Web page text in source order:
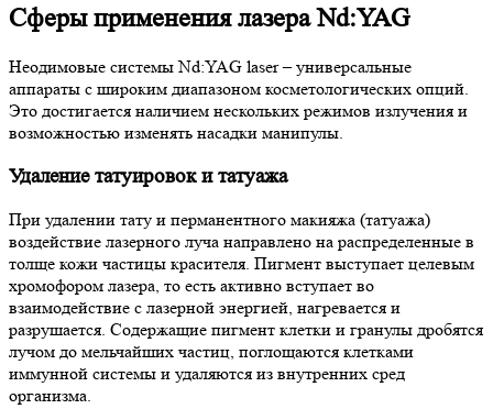
Сферы применения лазера Nd:YAG
Неодимовые системы Nd:YAG laser – универсальные
аппараты с широким диапазоном косметологических опций.
Это достигается наличием нескольких режимов излучения и
возможностью изменять насадки манипулы.
Удаление татуировок и татуажа
При удалении тату и перманентного макияжа (татуажа)
воздействие лазерного луча направлено на распределенные в
толще кожи частицы красителя. Пигмент выступает целевым
хромофором лазера, то есть активно вступает во
взаимодействие с лазерной энергией, нагревается и
разрушается. Содержащие пигмент клетки и гранулы дробятся
лучом до мельчайших частиц, поглощаются клетками
иммунной системы и удаляются из внутренних сред
организма.